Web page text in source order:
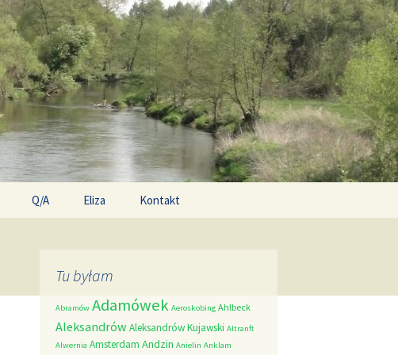
Q/A Eliza Kontakt
Tu byłam
Abramów Adamówek Aeroskobing Ahlbeck
AleksandrówAleksandrów Kujawski Altranft
Alwernia Amsterdam Andzin Anielin Anklam